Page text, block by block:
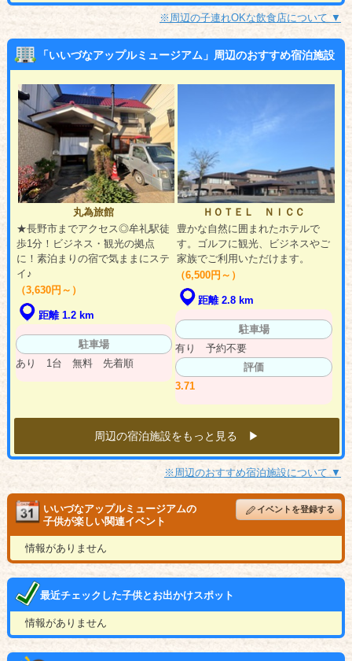
※周辺の子連れOKな飲食店について ▼
「いいづなアップルミュージアム」周辺のおすすめ宿泊施設
丸為旅館
★長野市までアクセス◎牟礼駅徒
歩1分！ビジネス・観光の拠点
に！素泊まりの宿で気ままにステ
イ♪
（3,630円～）
距離 1.2 km
駐車場
あり 1台 無料 先着順
ＨＯＴＥＬ ＮＩＣＣ
豊かな自然に囲まれたホテルで
す。ゴルフに観光、ビジネスやご
家族でご利用いただけます。
（6,500円～）
距離 2.8 km
駐車場
有り 予約不要
評価
3.71
周辺の宿泊施設をもっと見る ▶︎
※周辺のおすすめ宿泊施設について ▼
いいづなアップルミュージアムの
子供が楽しい関連イベント
イベントを登録する
情報がありません
最近チェックした子供とお出かけスポット
情報がありません